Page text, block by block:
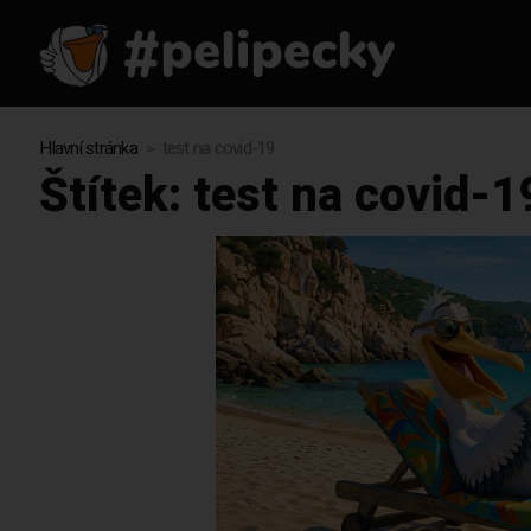
Hlavní stránka test na covid-19
Štítek: test na covid-